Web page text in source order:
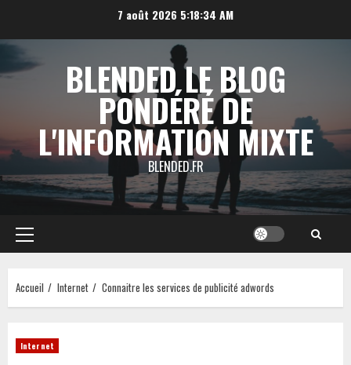
contenu
7 août 2026 5:18:34 AM
BLENDED LE BLOG
PONDÉRÉ DE
L'INFORMATION MIXTE
BLENDED.FR
Menu
principal
Accueil Internet Connaitre les services de publicité adwords
Internet